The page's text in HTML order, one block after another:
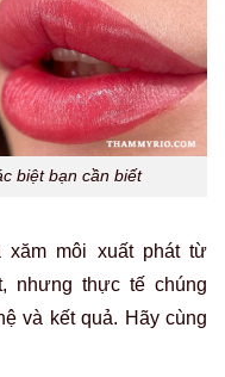
biệt bạn cần biết
xăm môi xuất phát từ
nhưng thực tế chúng
và kết quả. Hãy cùng